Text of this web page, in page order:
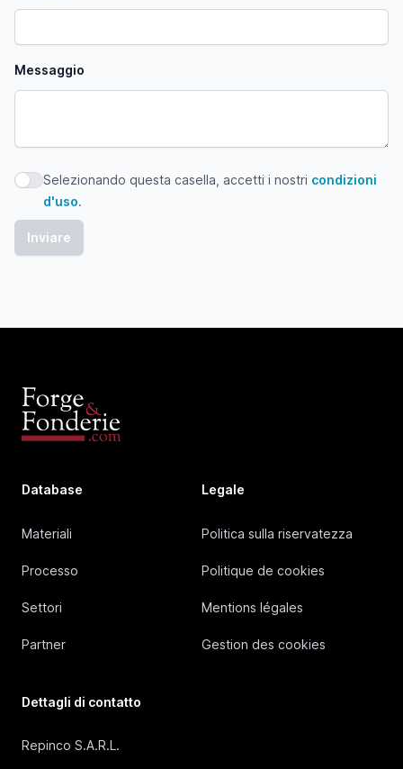
Messaggio
Selezionando questa casella, accetti i nostri condizioni
Selezionando questa casella, accetti i nostri condizioni
d'uso.
Database
Materiali
Processo
Settori
Partner
Legale
Politica sulla riservatezza
Politique de cookies
Mentions légales
Gestion des cookies
Dettagli di contatto
Repinco S.A.R.L.